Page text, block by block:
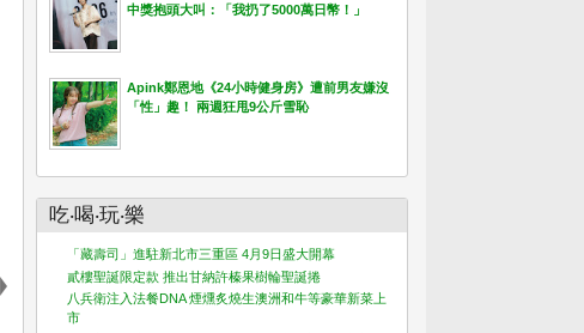
中獎抱頭大叫：「我扔了5000萬日幣！」
Apink鄭恩地《24小時健身房》遭前男友嫌沒
「性」趣！ 兩週狂甩9公斤雪恥
吃‧喝‧玩‧樂
「藏壽司」進駐新北市三重區 4月9日盛大開幕
貳樓聖誕限定款 推出甘納許榛果樹輪聖誕捲
八兵衛注入法餐DNA 煙燻炙燒生澳洲和牛等豪華新菜上
市